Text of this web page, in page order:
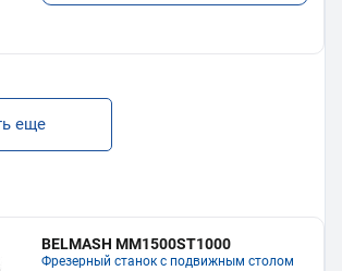
еще
BELMASH MM1500ST1000
Фрезерный станок с подвижным столом